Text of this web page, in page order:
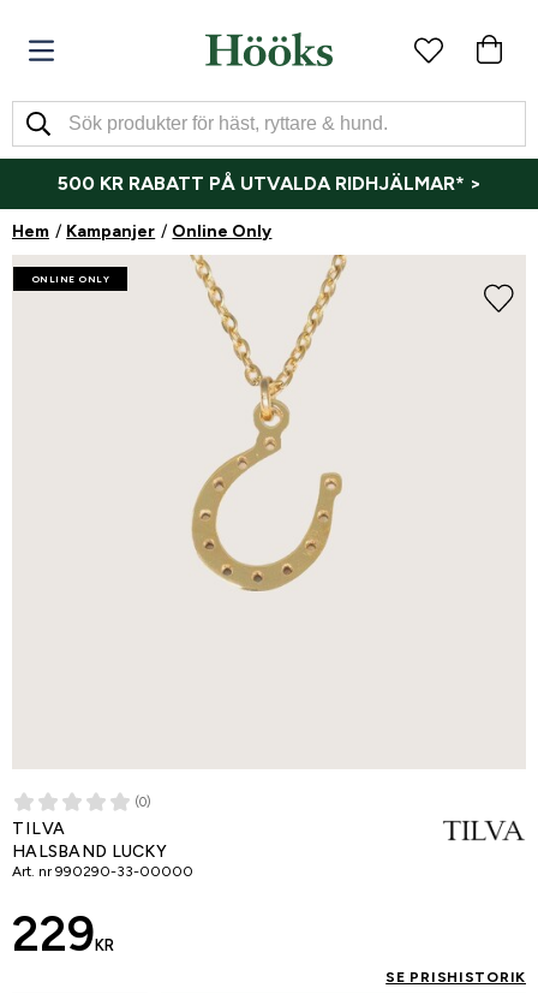
500 KR RABATT PÅ UTVALDA RIDHJÄLMAR* >
Hem Kampanjer Online Only
ONLINE ONLY
(0)
TILVA
HALSBAND LUCKY
Art. nr 990290-33-00000
229 KR
SE PRISHISTORIK